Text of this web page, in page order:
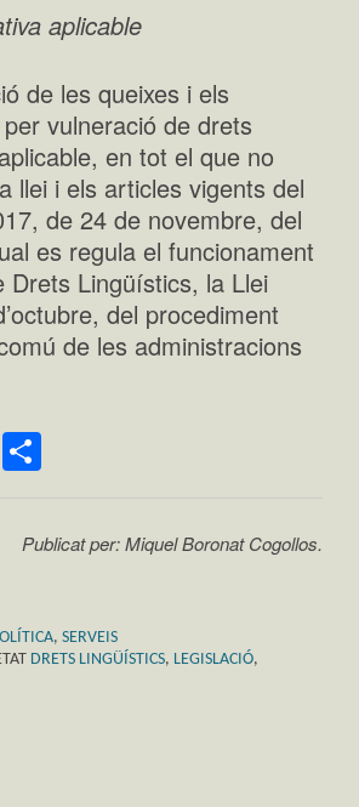
aplicable
de les queixes i els
vulneració de drets
en tot el que no
llei i els articles vigents del
de 24 de novembre, del
es regula el funcionament
Drets Lingüístics, la Llei
del procediment
de les administracions
Email
Publicat per: Miquel Boronat Cogollos.
, SERVEIS
DRETS LINGÜÍSTICS, LEGISLACIÓ,